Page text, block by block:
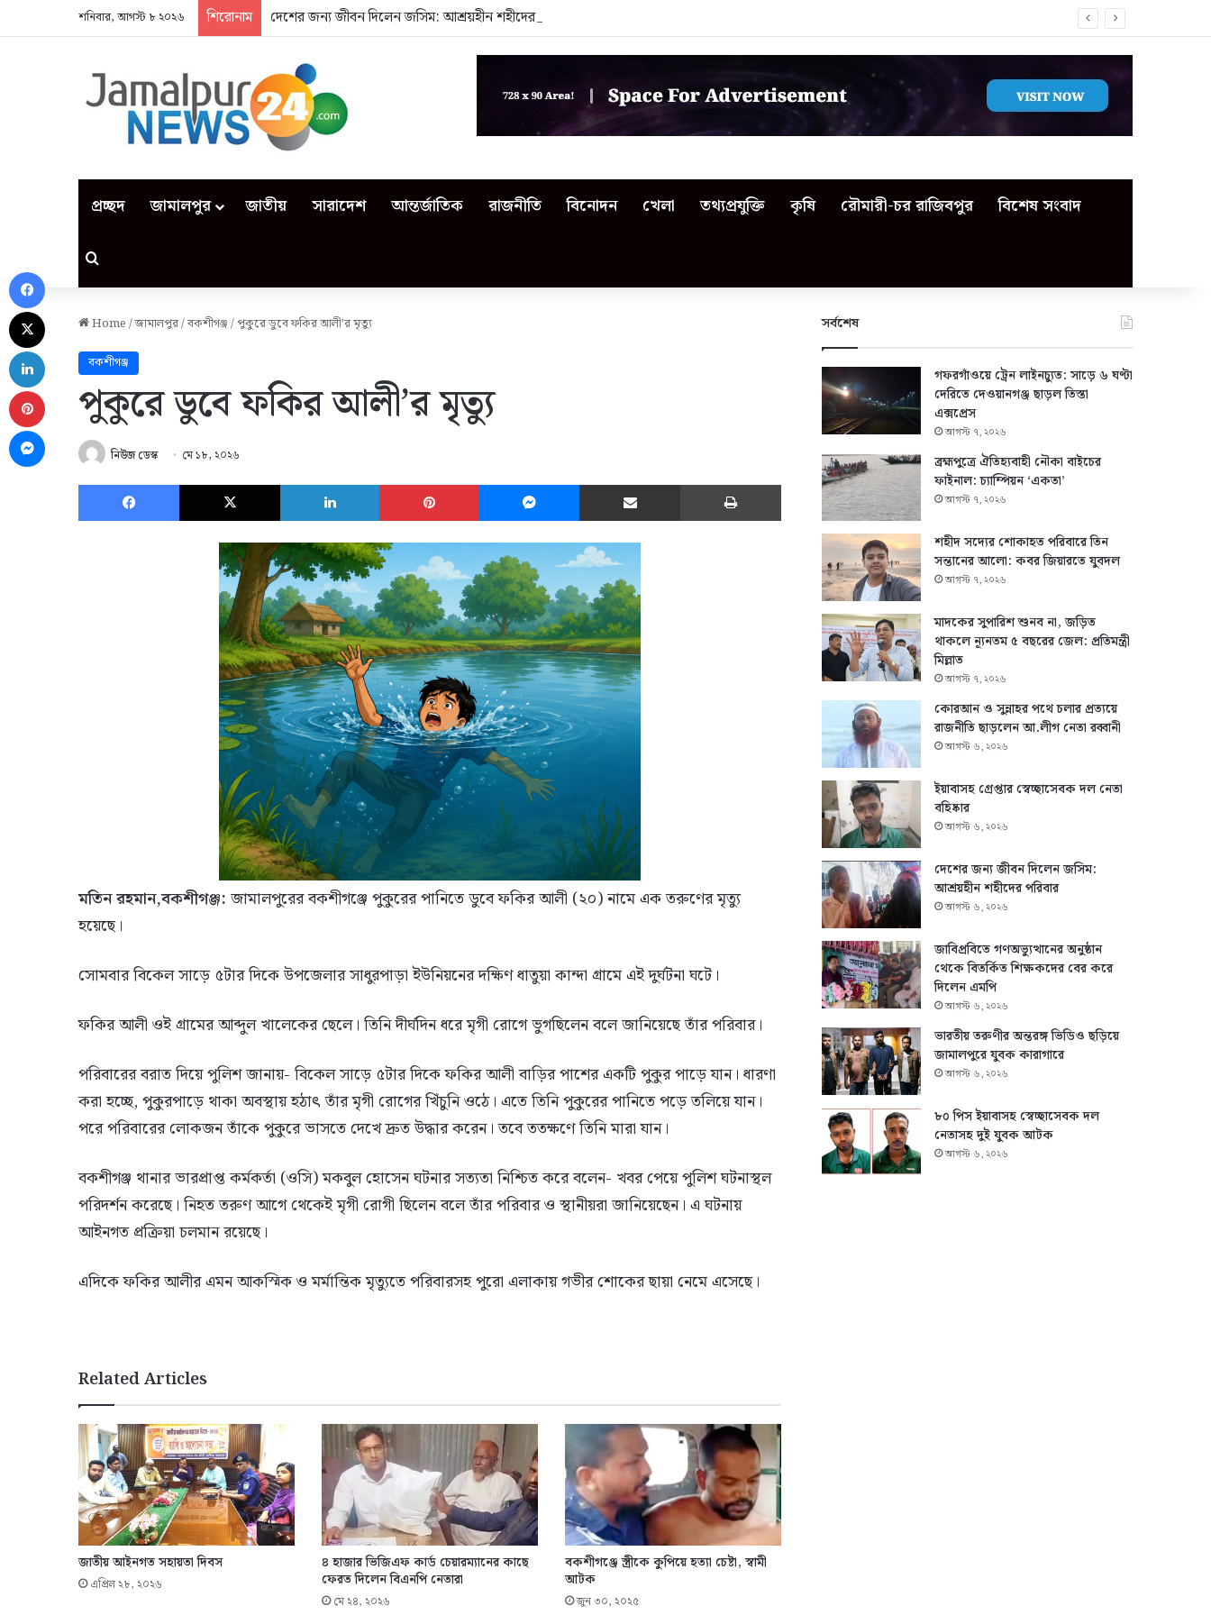
শনিবার, আগস্ট ৮ ২০২৬ শিরোনাম দেশের জন্য জীবন দিলেন জসিম: আশ্রয়হীন শহীদের পরিবার
প্রচ্ছদ জামালপুর জাতীয় সারাদেশ আন্তর্জাতিক রাজনীতি বিনোদন খেলা তথ্যপ্রযুক্তি কৃষি রৌমারী-চর রাজিবপুর বিশেষ সংবাদ
Search for
Home/জামালপুর/বকশীগঞ্জ/পুকুরে ডুবে ফকির আলী’র মৃত্যু
বকশীগঞ্জ
পুকুরে ডুবে ফকির আলী’র মৃত্যু
নিউজ ডেস্ক মে ১৮, ২০২৬
Facebook X LinkedIn Pinterest Messenger Share via Email Print
মতিন রহমান,বকশীগঞ্জ: জামালপুরের বকশীগঞ্জে পুকুরের পানিতে ডুবে ফকির আলী (২০) নামে এক তরুণের মৃত্যু
হয়েছে।
সোমবার বিকেল সাড়ে ৫টার দিকে উপজেলার সাধুরপাড়া ইউনিয়নের দক্ষিণ ধাতুয়া কান্দা গ্রামে এই দুর্ঘটনা ঘটে।
ফকির আলী ওই গ্রামের আব্দুল খালেকের ছেলে। তিনি দীর্ঘদিন ধরে মৃগী রোগে ভুগছিলেন বলে জানিয়েছে তাঁর পরিবার।
পরিবারের বরাত দিয়ে পুলিশ জানায়- বিকেল সাড়ে ৫টার দিকে ফকির আলী বাড়ির পাশের একটি পুকুর পাড়ে যান। ধারণা
করা হচ্ছে, পুকুরপাড়ে থাকা অবস্থায় হঠাৎ তাঁর মৃগী রোগের খিঁচুনি ওঠে। এতে তিনি পুকুরের পানিতে পড়ে তলিয়ে যান।
পরে পরিবারের লোকজন তাঁকে পুকুরে ভাসতে দেখে দ্রুত উদ্ধার করেন। তবে ততক্ষণে তিনি মারা যান।
বকশীগঞ্জ থানার ভারপ্রাপ্ত কর্মকর্তা (ওসি) মকবুল হোসেন ঘটনার সত্যতা নিশ্চিত করে বলেন- খবর পেয়ে পুলিশ ঘটনাস্থল
পরিদর্শন করেছে। নিহত তরুণ আগে থেকেই মৃগী রোগী ছিলেন বলে তাঁর পরিবার ও স্থানীয়রা জানিয়েছেন। এ ঘটনায়
আইনগত প্রক্রিয়া চলমান রয়েছে।
এদিকে ফকির আলীর এমন আকস্মিক ও মর্মান্তিক মৃত্যুতে পরিবারসহ পুরো এলাকায় গভীর শোকের ছায়া নেমে এসেছে।
Related Articles
জাতীয় আইনগত সহায়তা দিবস
এপ্রিল ২৮, ২০২৬
৪ হাজার ভিজিএফ কার্ড চেয়ারম্যানের কাছে
ফেরত দিলেন বিএনপি নেতারা
মে ২৪, ২০২৬
বকশীগঞ্জে স্ত্রীকে কুপিয়ে হত্যা চেষ্টা, স্বামী
আটক
জুন ৩০, ২০২৫
সর্বশেষ
গফরগাঁওয়ে ট্রেন লাইনচ্যুত: সাড়ে ৬ ঘণ্টা
দেরিতে দেওয়ানগঞ্জ ছাড়ল তিস্তা
এক্সপ্রেস
আগস্ট ৭, ২০২৬
ব্রহ্মপুত্রে ঐতিহ্যবাহী নৌকা বাইচের
ফাইনাল: চ্যাম্পিয়ন ‘একতা’
আগস্ট ৭, ২০২৬
শহীদ সদ্যের শোকাহত পরিবারে তিন
সন্তানের আলো: কবর জিয়ারতে যুবদল
আগস্ট ৭, ২০২৬
মাদকের সুপারিশ শুনব না, জড়িত
থাকলে ন্যূনতম ৫ বছরের জেল: প্রতিমন্ত্রী
মিল্লাত
আগস্ট ৭, ২০২৬
কোরআন ও সুন্নাহর পথে চলার প্রত্যয়ে
রাজনীতি ছাড়লেন আ.লীগ নেতা রব্বানী
আগস্ট ৬, ২০২৬
ইয়াবাসহ গ্রেপ্তার স্বেচ্ছাসেবক দল নেতা
বহিষ্কার
আগস্ট ৬, ২০২৬
দেশের জন্য জীবন দিলেন জসিম:
আশ্রয়হীন শহীদের পরিবার
আগস্ট ৬, ২০২৬
জাবিপ্রবিতে গণঅভ্যুত্থানের অনুষ্ঠান
থেকে বিতর্কিত শিক্ষকদের বের করে
দিলেন এমপি
আগস্ট ৬, ২০২৬
ভারতীয় তরুণীর অন্তরঙ্গ ভিডিও ছড়িয়ে
জামালপুরে যুবক কারাগারে
আগস্ট ৬, ২০২৬
৮০ পিস ইয়াবাসহ স্বেচ্ছাসেবক দল
নেতাসহ দুই যুবক আটক
আগস্ট ৬, ২০২৬
Facebook
LinkedIn
Pinterest
Messenger